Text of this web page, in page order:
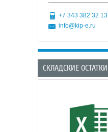
+7 343 382 32 13
info@kip-e.ru
СКЛАДСКИЕ ОСТАТКИ